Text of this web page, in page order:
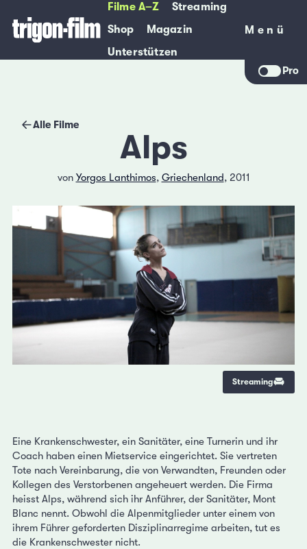
Filme A–Z
Streaming
Shop
Magazin
Unterstützen
Menü
Menü
Pro
Alle Filme
Alps
von Yorgos Lanthimos, Griechenland, 2011
Streaming
Eine Krankenschwester, ein Sanitäter, eine Turnerin und ihr
Coach haben einen Mietservice eingerichtet. Sie vertreten
Tote nach Vereinbarung, die von Verwandten, Freunden oder
Kollegen des Verstorbenen angeheuert werden. Die Firma
heisst Alps, während sich ihr Anführer, der Sanitäter, Mont
Blanc nennt. Obwohl die Alpenmitglieder unter einem von
ihrem Führer geforderten Disziplinarregime arbeiten, tut es
die Krankenschwester nicht.